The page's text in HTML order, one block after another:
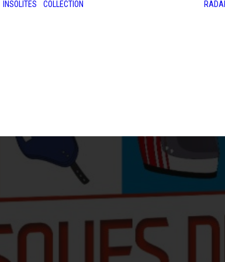
INSOLITES COLLECTION